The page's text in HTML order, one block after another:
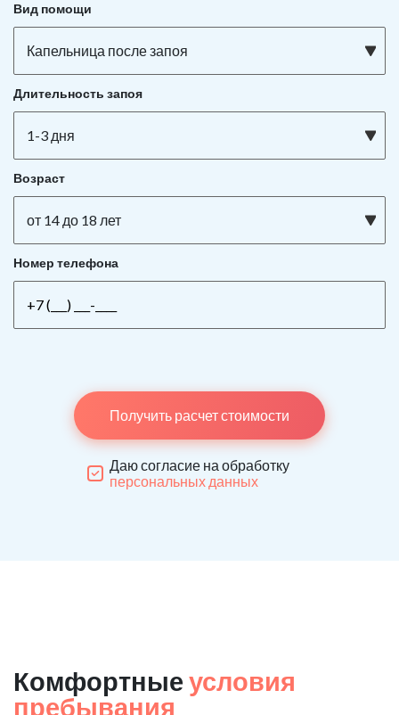
Вид помощи
Капельница после запоя
Длительность запоя
1-3 дня
Возраст
от 14 до 18 лет
Номер телефона
Получить расчет стоимости
Даю согласие на обработку
персональных данных
Комфортные условия
пребывания